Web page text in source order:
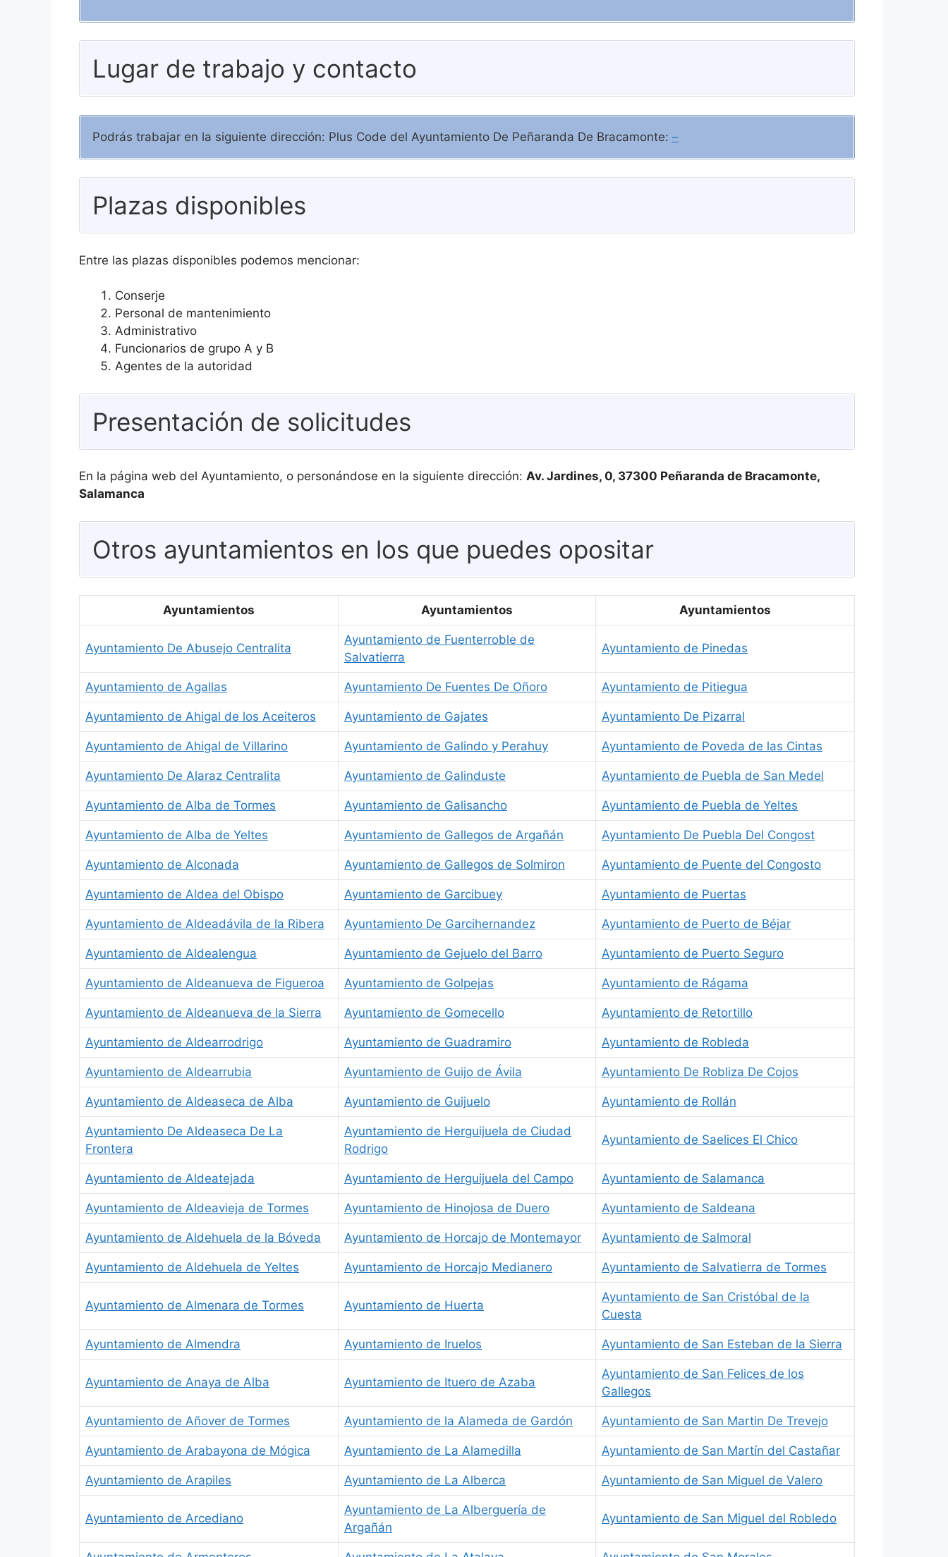
Lugar de trabajo y contacto
Podrás trabajar en la siguiente dirección: Plus Code del Ayuntamiento De Peñaranda De Bracamonte: –
Plazas disponibles
Entre las plazas disponibles podemos mencionar:
Conserje
Personal de mantenimiento
Administrativo
Funcionarios de grupo A y B
Agentes de la autoridad
Presentación de solicitudes
En la página web del Ayuntamiento, o personándose en la siguiente dirección: Av. Jardines, 0, 37300 Peñaranda de Bracamonte,
Salamanca
Otros ayuntamientos en los que puedes opositar
Ayuntamientos Ayuntamientos Ayuntamientos
Ayuntamiento De Abusejo Centralita
Ayuntamiento de Fuenterroble de
Salvatierra
Ayuntamiento de Pinedas
Ayuntamiento de Agallas Ayuntamiento De Fuentes De Oñoro Ayuntamiento de Pitiegua
Ayuntamiento de Ahigal de los Aceiteros Ayuntamiento de Gajates Ayuntamiento De Pizarral
Ayuntamiento de Ahigal de Villarino Ayuntamiento de Galindo y Perahuy Ayuntamiento de Poveda de las Cintas
Ayuntamiento De Alaraz Centralita Ayuntamiento de Galinduste Ayuntamiento de Puebla de San Medel
Ayuntamiento de Alba de Tormes Ayuntamiento de Galisancho Ayuntamiento de Puebla de Yeltes
Ayuntamiento de Alba de Yeltes Ayuntamiento de Gallegos de Argañán Ayuntamiento De Puebla Del Congost
Ayuntamiento de Alconada Ayuntamiento de Gallegos de Solmiron Ayuntamiento de Puente del Congosto
Ayuntamiento de Aldea del Obispo Ayuntamiento de Garcibuey Ayuntamiento de Puertas
Ayuntamiento de Aldeadávila de la Ribera Ayuntamiento De Garcihernandez Ayuntamiento de Puerto de Béjar
Ayuntamiento de Aldealengua Ayuntamiento de Gejuelo del Barro Ayuntamiento de Puerto Seguro
Ayuntamiento de Aldeanueva de Figueroa Ayuntamiento de Golpejas Ayuntamiento de Rágama
Ayuntamiento de Aldeanueva de la Sierra Ayuntamiento de Gomecello Ayuntamiento de Retortillo
Ayuntamiento de Aldearrodrigo Ayuntamiento de Guadramiro Ayuntamiento de Robleda
Ayuntamiento de Aldearrubia Ayuntamiento de Guijo de Ávila Ayuntamiento De Robliza De Cojos
Ayuntamiento de Aldeaseca de Alba Ayuntamiento de Guijuelo Ayuntamiento de Rollán
Ayuntamiento De Aldeaseca De La
Frontera
Ayuntamiento de Herguijuela de Ciudad
Rodrigo
Ayuntamiento de Saelices El Chico
Ayuntamiento de Aldeatejada Ayuntamiento de Herguijuela del Campo Ayuntamiento de Salamanca
Ayuntamiento de Aldeavieja de Tormes Ayuntamiento de Hinojosa de Duero Ayuntamiento de Saldeana
Ayuntamiento de Aldehuela de la Bóveda Ayuntamiento de Horcajo de Montemayor Ayuntamiento de Salmoral
Ayuntamiento de Aldehuela de Yeltes Ayuntamiento de Horcajo Medianero Ayuntamiento de Salvatierra de Tormes
Ayuntamiento de Almenara de Tormes Ayuntamiento de Huerta
Ayuntamiento de San Cristóbal de la
Cuesta
Ayuntamiento de Almendra Ayuntamiento de Iruelos Ayuntamiento de San Esteban de la Sierra
Ayuntamiento de Anaya de Alba Ayuntamiento de Ituero de Azaba
Ayuntamiento de San Felices de los
Gallegos
Ayuntamiento de Añover de Tormes Ayuntamiento de la Alameda de Gardón Ayuntamiento de San Martin De Trevejo
Ayuntamiento de Arabayona de Mógica Ayuntamiento de La Alamedilla Ayuntamiento de San Martín del Castañar
Ayuntamiento de Arapiles Ayuntamiento de La Alberca Ayuntamiento de San Miguel de Valero
Ayuntamiento de Arcediano
Ayuntamiento de La Alberguería de
Argañán
Ayuntamiento de San Miguel del Robledo